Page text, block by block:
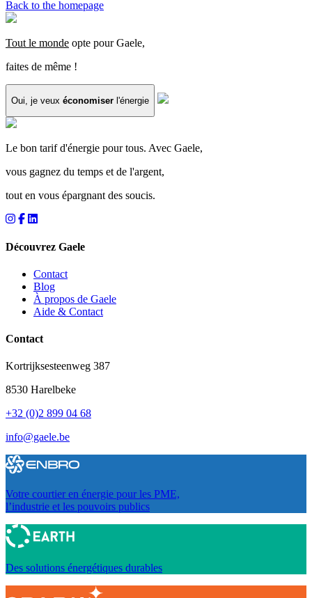
Back to the homepage
Tout le monde opte pour Gaele,
faites de même !
Oui, je veux économiser l'énergie
Le bon tarif d'énergie pour tous. Avec Gaele,
vous gagnez du temps et de l'argent,
tout en vous épargnant des soucis.
Découvrez Gaele
Contact
Blog
À propos de Gaele
Aide & Contact
Contact
Kortrijksesteenweg 387
8530 Harelbeke
+32 (0)2 899 04 68
info@gaele.be
Votre courtier en énergie pour les PME,
l’industrie et les pouvoirs publics
Des solutions énergétiques durables